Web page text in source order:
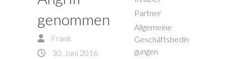
genommen
Frank
30. Juni 2016
Partner
Allgemeine
Geschäftsbedin
gungen